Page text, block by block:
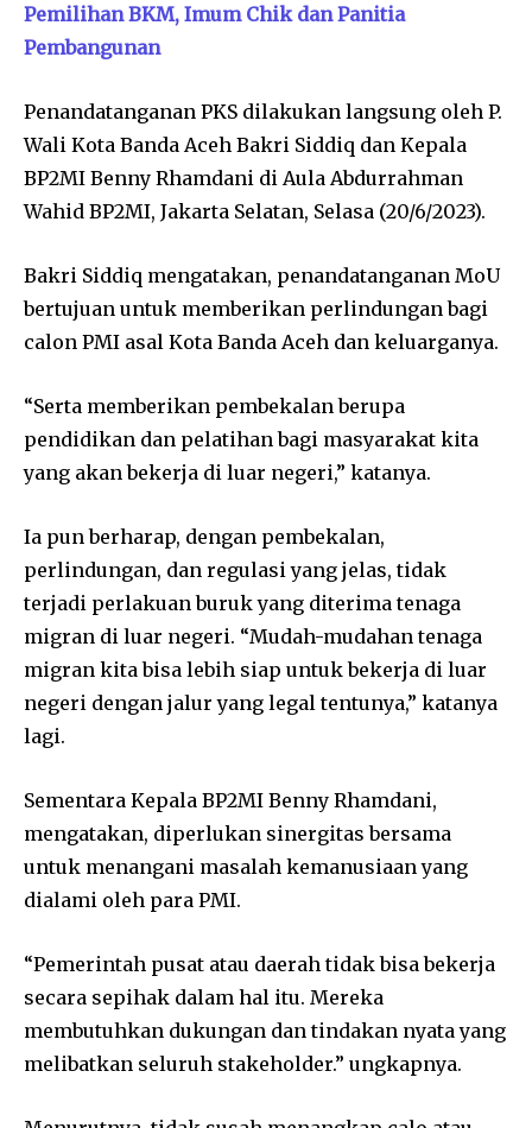
Pemilihan BKM, Imum Chik dan Panitia
Pembangunan
Penandatanganan PKS dilakukan langsung oleh P.
Wali Kota Banda Aceh Bakri Siddiq dan Kepala
BP2MI Benny Rhamdani di Aula Abdurrahman
Wahid BP2MI, Jakarta Selatan, Selasa (20/6/2023).
Bakri Siddiq mengatakan, penandatanganan MoU
bertujuan untuk memberikan perlindungan bagi
calon PMI asal Kota Banda Aceh dan keluarganya.
“Serta memberikan pembekalan berupa
pendidikan dan pelatihan bagi masyarakat kita
yang akan bekerja di luar negeri,” katanya.
Ia pun berharap, dengan pembekalan,
perlindungan, dan regulasi yang jelas, tidak
terjadi perlakuan buruk yang diterima tenaga
migran di luar negeri. “Mudah-mudahan tenaga
migran kita bisa lebih siap untuk bekerja di luar
negeri dengan jalur yang legal tentunya,” katanya
lagi.
Sementara Kepala BP2MI Benny Rhamdani,
mengatakan, diperlukan sinergitas bersama
untuk menangani masalah kemanusiaan yang
dialami oleh para PMI.
“Pemerintah pusat atau daerah tidak bisa bekerja
secara sepihak dalam hal itu. Mereka
membutuhkan dukungan dan tindakan nyata yang
melibatkan seluruh stakeholder.” ungkapnya.